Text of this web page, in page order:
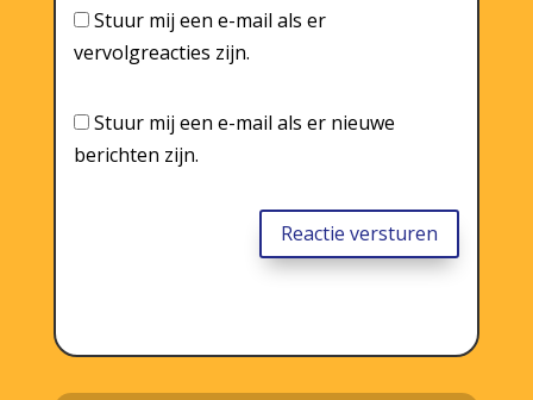
Stuur mij een e-mail als er
vervolgreacties zijn.
Stuur mij een e-mail als er nieuwe
berichten zijn.
Reactie versturen